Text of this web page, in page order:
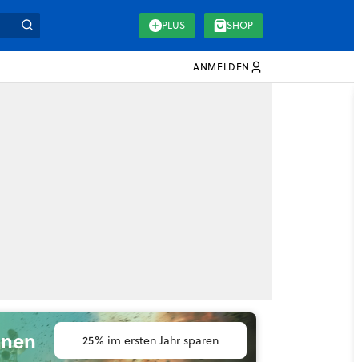
PLUS SHOP
ANMELDEN
25% im ersten Jahr sparen